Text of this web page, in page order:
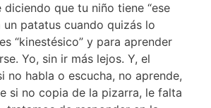
diciendo que tu niño tiene “ese
patatus cuando quizás lo
“kinestésico” y para aprender
Yo, sin ir más lejos. Y, el
no habla o escucha, no aprende,
si no copia de la pizarra, le falta